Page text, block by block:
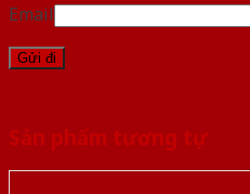
Email
Sản phẩm tương tự